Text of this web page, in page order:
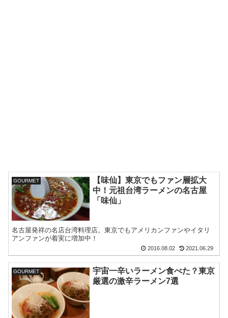
GOURMET
【味仙】東京でもファン層拡大
中！元祖台湾ラーメンの名古屋
「味仙」
名古屋発祥の名店台湾料理店。東京でもアメリカンファンやイタリ
アンファンが着実に増加中！
2016.08.02 2021.06.29
GOURMET
宇宙一辛いラーメン食べた？東京
厳選の激辛ラーメン7選